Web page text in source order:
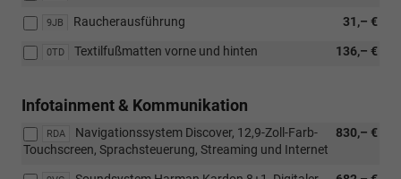
[WL1]
Polsterung
9JB 31,– €
Raucherausführung
0TD 136,– €
Textilfußmatten vorne und hinten
Infotainment & Kommunikation
RDA 830,– €
Navigationssystem Discover, 12,9-Zoll-Farb-
Touchscreen, Sprachsteuerung, Streaming und Internet